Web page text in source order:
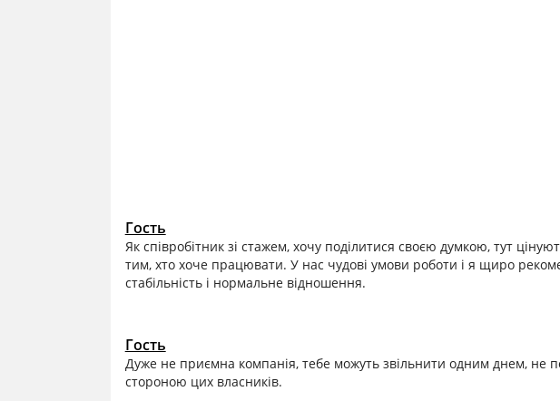
Гость
Як співробітник зі стажем, хочу поділитися своєю думкою, тут
тим, хто хоче працювати. У нас чудові умови роботи і я щиро
стабільність і нормальне відношення.
Гость
Дуже не приємна компанія, тебе можуть звільнити одним днем, не
стороною цих власників.